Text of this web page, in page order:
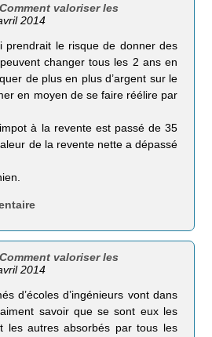
Comment valoriser les
2014
prendrait le risque de donner des
changer tous les 2 ans en
de plus en plus d’argent sur le
en moyen de se faire réélire par
à la revente est passé de 35
de la revente nette a dépassé
Comment valoriser les
2014
d’écoles d’ingénieurs vont dans
savoir que se sont eux les
les autres absorbés par tous les